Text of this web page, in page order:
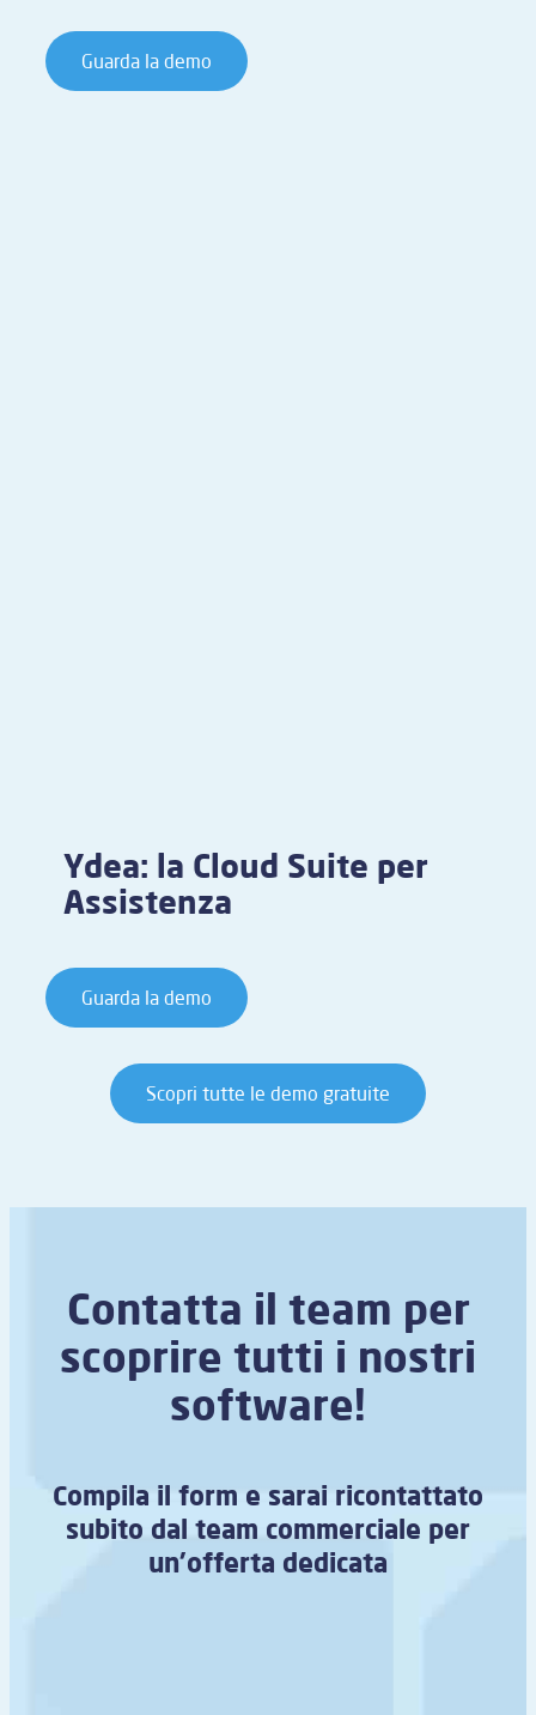
Guarda la demo
Ydea: la Cloud Suite per
Assistenza
Guarda la demo
Scopri tutte le demo gratuite
Contatta il team per
scoprire tutti i nostri
software!
Compila il form e sarai ricontattato
subito dal team commerciale per
un’offerta dedicata